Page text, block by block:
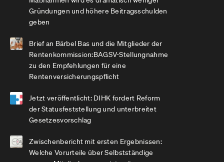
Gründungen und höhere Beitragsschulden
geben
Brief an Bärbel Bas und die Mitglieder der
Rentenkommission:BAGSV-Stellungnahme
zu den Empfehlungen für eine
Rentenversicherungspflicht
Jetzt veröffentlicht: DIHK fordert Reform
der Statusfeststellung und unterbreitet
Gesetzesvorschlag
Zwischenbericht mit ersten Ergebnissen:
Welche Vorurteile über Selbstständige